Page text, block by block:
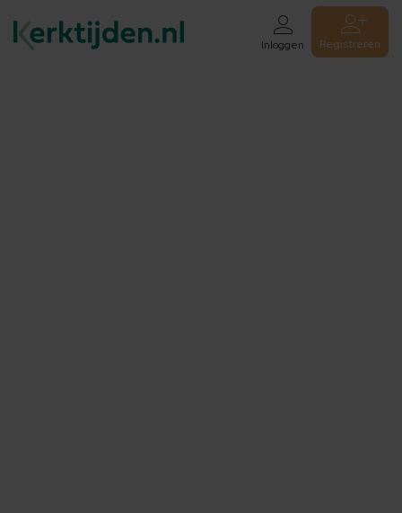
Inloggen Registreren